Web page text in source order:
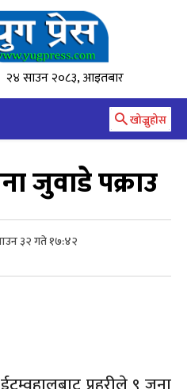
२४ साउन २०८३, आइतबार
खोज्नुहोस
जुवाडे पक्राउ
३२ गते १७:४२